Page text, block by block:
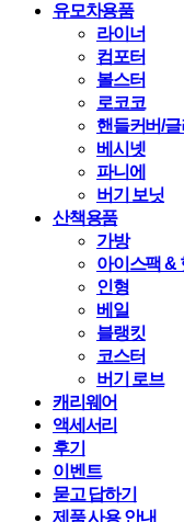
유모차용품
라이너
컴포터
볼스터
로코코
핸들커버/
베시넷
파니에
버기 보닛
산책용품
가방
아이스팩 &
인형
베일
블랭킷
코스터
버기 로브
캐리웨어
액세서리
후기
이벤트
묻고 답하기
제품 사용 안내